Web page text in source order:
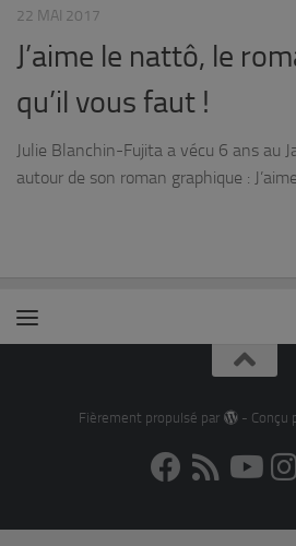
22 MAI 2017
J’aime le nattô, le
qu’il vous faut !
Julie Blanchin-Fujita a vécu 6 ans au
autour de son roman graphique :
Fièrement propulsé par - Conçu